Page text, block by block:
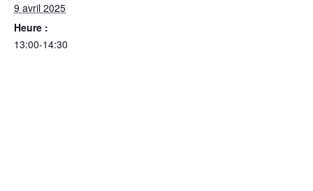
9 avril 2025
Heure :
13:00-14:30